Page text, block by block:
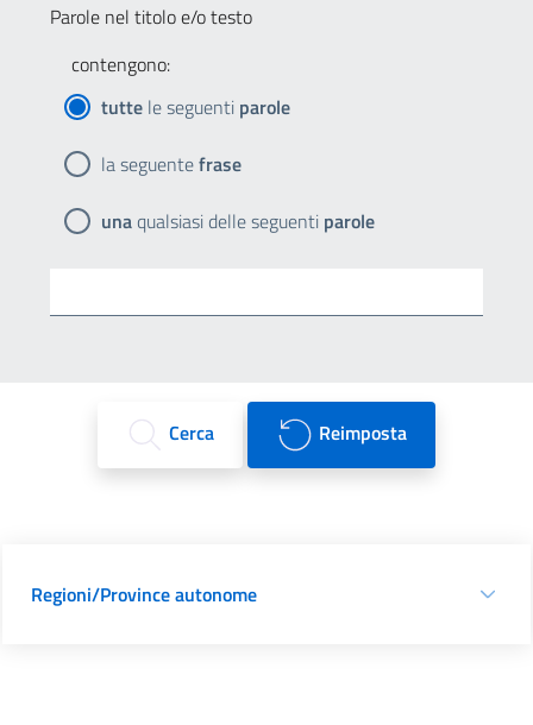
Parole nel titolo e/o testo
contengono:
tutte le seguenti parole
la seguentefrase
unaqualsiasi delle seguenti parole
Cerca Reimposta
Regioni/Province autonome